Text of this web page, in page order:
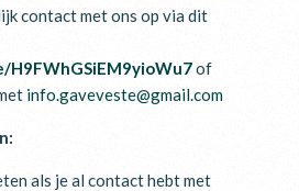
contact met ons op via dit
of
info.gaveveste@gmail.com
als je al contact hebt met